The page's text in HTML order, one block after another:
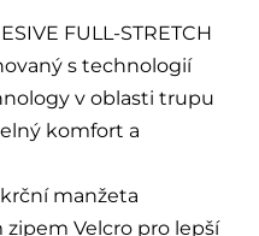
FULL-STRETCH
s technologií
v oblasti trupu
komfort a
manžeta
zipem Velcro pro lepší